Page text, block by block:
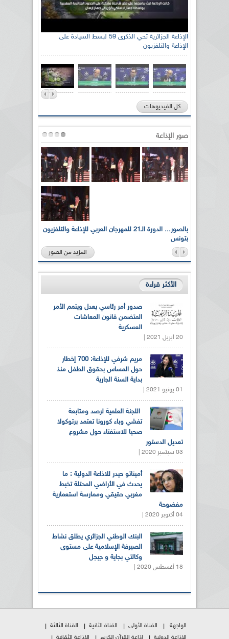
الإذاعة الجزائرية تحي الذكرى 59 لبسط السيادة على
الإذاعة والتلفزيون
رئيس اللجنة الوطنية الجزائرية للتضامن مع الشعب
الصحراوي السيد سعيد العياشي
كل الفيديوهات
صور الإذاعة
بالصور... الدورة الـ21 للمهرجان العربي للإذاعة والتلفزيون
بتونس
المزيد من الصور
الأكثر قراءة
صدور أمر رئاسي يعدل ويتمم الأمر
المتضمن قانون المعاشات
العسكرية
20 أبريل 2021 |
مريم شرفي للإذاعة: 700 إخطار
حول المساس بحقوق الطفل منذ
بداية السنة الجارية
01 يونيو 2021 |
اللجنة العلمية لرصد ومتابعة
تفشي وباء كورونا تعتمد برتوكولا
صحيا للاستفتاء حول مشروع
تعديل الدستور
03 سبتمبر 2020 |
أميناتو حيدر للاذاعة الدولية : ما
يحدث في الأراضي المحتلة تخبط
مغربي حقيقي وممارسة استعمارية
مفضوحة
04 أكتوبر 2020 |
البنك الوطني الجزائري يطلق نشاط
الصيرفة الإسلامية على مستوى
وكالتي بجاية و جيجل
18 أغسطس 2020 |
الواجهة القناة الأولى القناة الثانية
القناة الثالثة
الإذاعة الدولية
إذاعة القرآن الكريم الإذاعة الثقافة